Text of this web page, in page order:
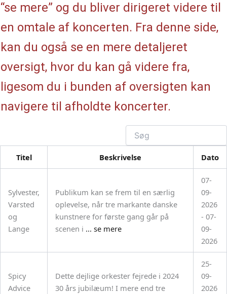
“se mere” og du bliver dirigeret videre til
en omtale af koncerten. Fra denne side,
kan du også se en mere detaljeret
oversigt, hvor du kan gå videre fra,
ligesom du i bunden af oversigten kan
navigere til afholdte koncerter.
Search
Titel Beskrivelse Dato
Sylvester,
Varsted
og
Lange
Publikum kan se frem til en særlig
oplevelse, når tre markante danske
kunstnere for første gang går på
scenen i ... se mere
07-
09-
2026
- 07-
09-
2026
Spicy
Advice
Dette dejlige orkester fejrede i 2024
30 års jubilæum! I mere end tre
25-
09-
2026